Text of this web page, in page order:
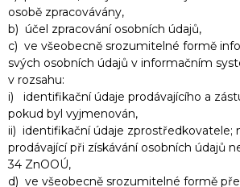
osobě zpracovávány,
b) účel zpracování osobních údajů,
c) ve všeobecně srozumitelné formě
svých osobních údajů v informačním
v rozsahu:
i) identifikační údaje prodávajícího a
pokud byl vyjmenován,
ii) identifikační údaje zprostředkovatele;
prodávající při získávání osobních údajů
34 ZnOOÚ,
d) ve všeobecně srozumitelné formě